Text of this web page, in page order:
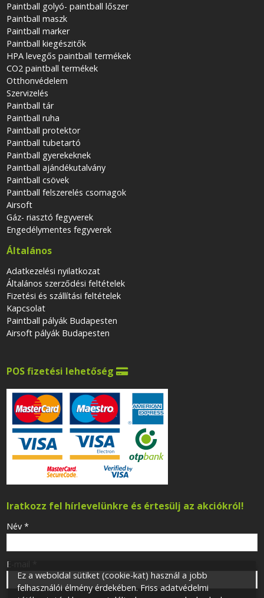
Paintball golyó- paintball lőszer
Paintball maszk
Paintball marker
Paintball kiegészitők
HPA levegős paintball termékek
CO2 paintball termékek
Otthonvédelem
Szervizelés
Paintball tár
Paintball ruha
Paintball protektor
Paintball tubetartó
Paintball gyerekeknek
Paintball ajándékutalvány
Paintball csövek
Paintball felszerelés csomagok
Airsoft
Gáz- riasztó fegyverek
Engedélymentes fegyverek
Általános
Adatkezelési nyilatkozat
Általános szerződési feltételek
Fizetési és szállítási feltételek
Kapcsolat
Paintball pályák Budapesten
Airsoft pályák Budapesten
POS fizetési lehetőség 
Iratkozz fel hírlevelünkre és értesülj az akciókról!
-
-
Név *
E-mail
Ez a weboldal sütiket (cookie-kat) használ a jobb
felhasználói élmény érdekében. Friss adatvédelmi